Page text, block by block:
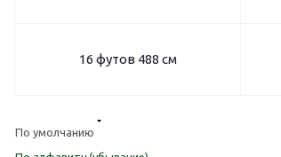
16 футов 488 см
По умолчанию